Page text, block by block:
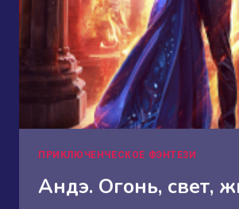
ПРИКЛЮЧЕНЧЕСКОЕ ФЭНТЕЗИ
Андэ. Огонь, свет,